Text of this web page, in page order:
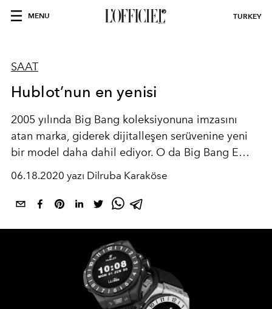
MENU TURKEY
SAAT
Hublot’nun en yenisi
2005 yılında Big Bang koleksiyonuna imzasını
atan marka, giderek dijitalleşen serüvenine yeni
bir model daha dahil ediyor. O da Big Bang E…
06.18.2020 yazı Dilruba Karaköse